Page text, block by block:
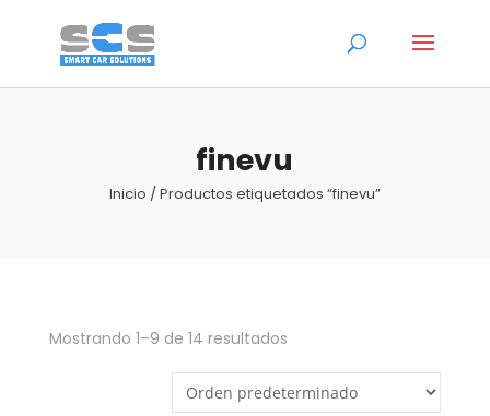
finevu
Inicio / Productos etiquetados “finevu”
Mostrando 1–9 de 14 resultados